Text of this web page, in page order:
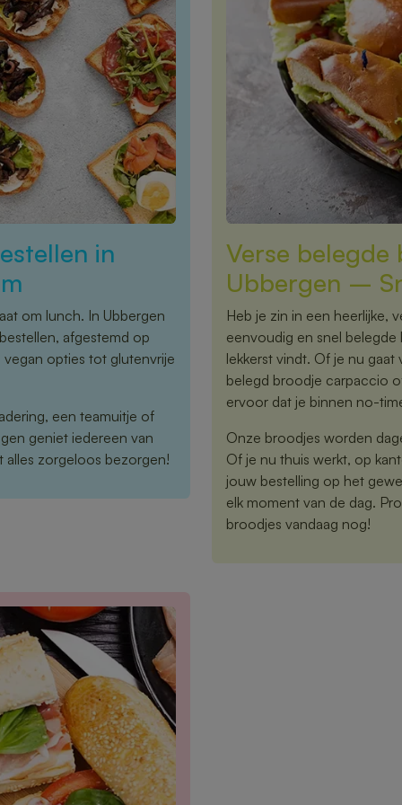
in
om lunch. In Ubbergen
afgestemd op
opties tot glutenvrije
een teamuitje of
geniet iedereen van
alles zorgeloos bezorgen!
Verse belegde
Ubbergen –
Heb je zin in een heerlijke,
eenvoudig en snel
lekkerst vindt. Of je nu gaat
belegd broodje carpaccio
ervoor dat je binnen no-
Onze broodjes worden
Of je nu thuis werkt, op
jouw bestelling op het
elk moment van de dag.
broodjes vandaag nog!